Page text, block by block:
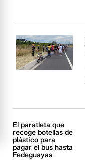
El paratleta que
recoge botellas de
plástico para
pagar el bus hasta
Fedeguayas